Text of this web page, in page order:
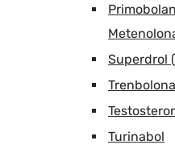
Superdrol
Turinabol